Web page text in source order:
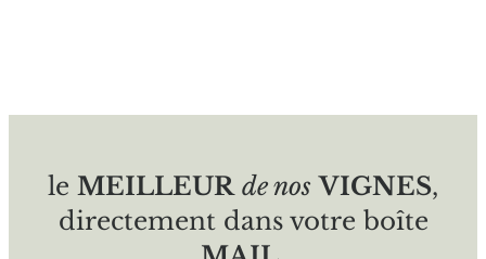
le MEILLEUR de nos VIGNES,
directement dans votre boîte